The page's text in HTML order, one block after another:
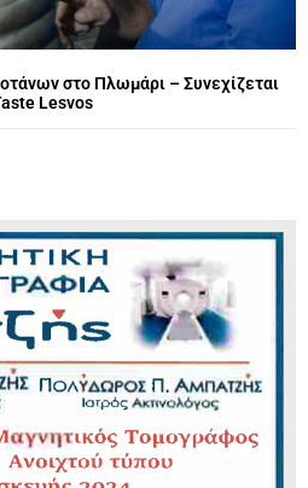
στο Πλωμάρι – Συνεχίζεται
Lesvos